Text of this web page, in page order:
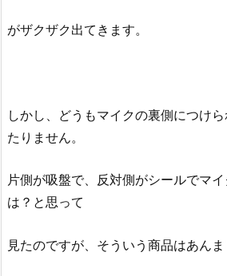
がザクザク出てきます。
しかし、どうもマイクの裏側につけ
たりません。
片側が吸盤で、反対側がシールでマ
は？と思って
見たのですが、そういう商品はあんま